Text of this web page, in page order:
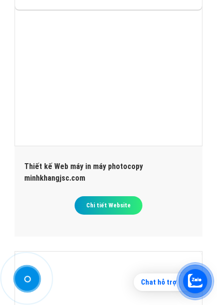
Thiết kế Web máy in máy photocopy
minhkhangjsc.com
Chi tiết Website
Chat hỗ trợ